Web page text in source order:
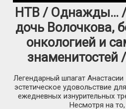
НТВ / Однажды… /
дочь Волочкова,
онкологией и
знаменитостей
Легендарный шпагат
эстетическое удовольствие
ежедневных изнурительных
Несмотря на то,